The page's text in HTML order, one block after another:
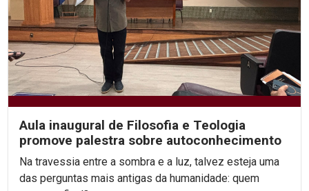
Aula inaugural de Filosofia e Teologia
promove palestra sobre autoconhecimento
Na travessia entre a sombra e a luz, talvez esteja uma
das perguntas mais antigas da humanidade: quem